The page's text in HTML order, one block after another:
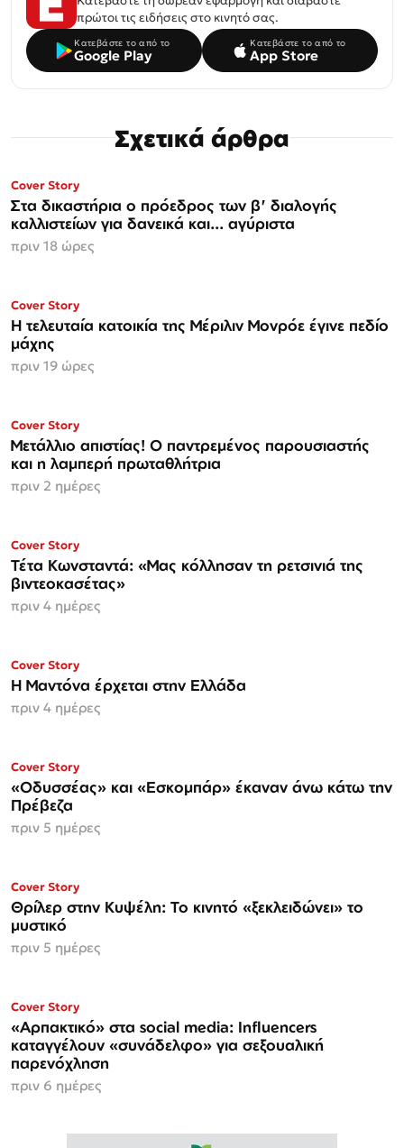
πρώτοι τις ειδήσεις στο κινητό σας.
Κατεβάστε το από το
Google Play
Κατεβάστε το από το
App Store
Σχετικά άρθρα
Cover Story
Στα δικαστήρια ο πρόεδρος των β' διαλογής
καλλιστείων για δανεικά και... αγύριστα
πριν 18 ώρες
Cover Story
Η τελευταία κατοικία της Μέριλιν Μονρόε έγινε πεδίο
μάχης
πριν 19 ώρες
ΜΟΝΟ ΣΤΗΝ
Espresso
Cover Story
Μετάλλιο απιστίας! Ο παντρεμένος παρουσιαστής
και η λαμπερή πρωταθλήτρια
πριν 2 ημέρες
ΜΟΝΟ ΣΤΗΝ
Espresso
Cover Story
Τέτα Κωνσταντά: «Μας κόλλησαν τη ρετσινιά της
βιντεοκασέτας»
πριν 4 ημέρες
Cover Story
Η Μαντόνα έρχεται στην Ελλάδα
πριν 4 ημέρες
Cover Story
«Οδυσσέας» και «Εσκομπάρ» έκαναν άνω κάτω την
Πρέβεζα
πριν 5 ημέρες
Cover Story
Θρίλερ στην Κυψέλη: Το κινητό «ξεκλειδώνει» το
μυστικό
πριν 5 ημέρες
ΜΟΝΟ ΣΤΗΝ
Espresso
Cover Story
«Αρπακτικό» στα social media: Influencers
καταγγέλουν «συνάδελφο» για σεξουαλική
παρενόχληση
πριν 6 ημέρες